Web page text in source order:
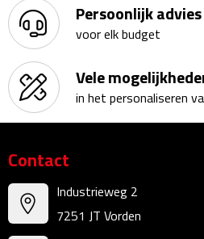
Beurs & Evenementen
Banners
Barmatten
Stickers
Visitekaartjes
Persoonlijk
voor elk budget
Vele
in het personaliseren
Contact
Industrieweg 2
7251 JT Vorden